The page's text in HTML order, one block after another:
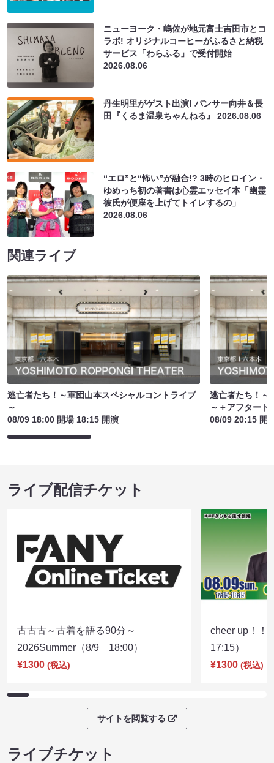
ニューヨーク・嶋佐が地元富士吉田市とコ
ラボ! オリジナルコーヒーがふるさと納税
サービス「わらふる」で受付開始
2026.08.06
丹生明里がゲスト出演! パンサー向井＆長
田『くるま温泉ちゃんねる』2026.08.06
“エロ”と“怖い”が融合!? 3時のヒロイン・
ゆめっち初の著書は心霊エッセイ本「幽霊
彼氏が便座を上げてトイレするの」
2026.08.06
関連ライブ
逃亡者たち！～軍団山本スペシャルコントライブ
～
08/09 18:00 開場 18:15 開演
逃亡者たち！～
～＋アフタート
08/09 20:15 開
ライブ配信チケット
古古古～古着を語る90分～
2026Summer（8/9 18:00）
¥1300 (税込)
cheer up！
17:15）
¥1300 (税込)
サイトを閲覧する
ライブチケット